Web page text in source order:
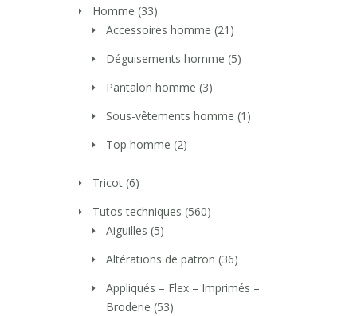
Homme (33)
Accessoires homme (21)
Déguisements homme (5)
Pantalon homme (3)
Sous-vêtements homme (1)
Top homme (2)
Tricot (6)
Tutos techniques (560)
Aiguilles (5)
Altérations de patron (36)
Appliqués – Flex – Imprimés –
Broderie (53)